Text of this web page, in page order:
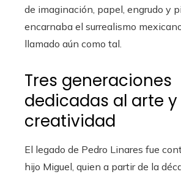
de imaginación, papel, engrudo y
encarnaba el surrealismo
llamado aún como tal.
Tres generaciones
dedicadas al arte y
creatividad
El legado de Pedro Linares fue
hijo Miguel, quien a partir de la